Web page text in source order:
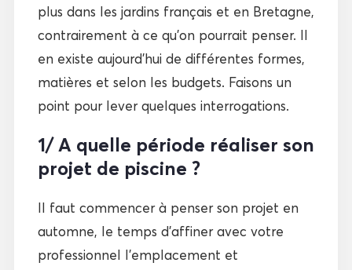
plus dans les jardins français et en Bretagne,
contrairement à ce qu’on pourrait penser. Il
en existe aujourd’hui de différentes formes,
matières et selon les budgets. Faisons un
point pour lever quelques interrogations.
1/ A quelle période réaliser son
projet de piscine ?
Il faut commencer à penser son projet en
automne, le temps d’affiner avec votre
professionnel l’emplacement et